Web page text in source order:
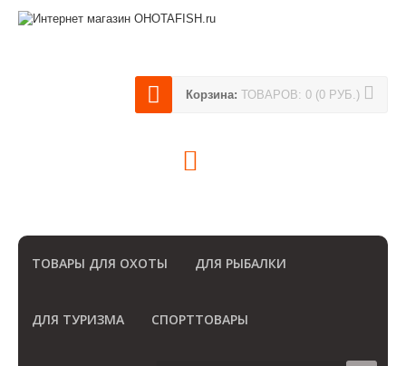
Корзина: ТОВАРОВ: 0 (0 РУБ.)
ТОВАРЫ ДЛЯ ОХОТЫ ДЛЯ РЫБАЛКИ
ДЛЯ ТУРИЗМА СПОРТТОВАРЫ